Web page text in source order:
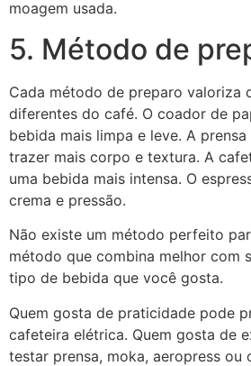
moagem usada.
5. Método de
Cada método de preparo valoriza
diferentes do café. O coador de
bebida mais limpa e leve. A
trazer mais corpo e textura. A
uma bebida mais intensa. O
crema e pressão.
Não existe um método perfeito
método que combina melhor com
tipo de bebida que você gosta.
Quem gosta de praticidade pode
cafeteira elétrica. Quem gosta de
testar prensa, moka, aeropress ou